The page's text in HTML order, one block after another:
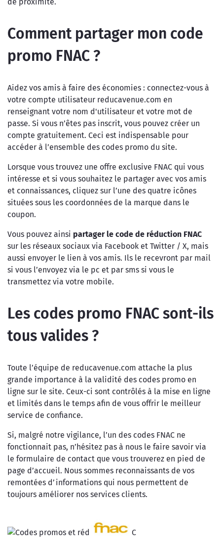
Comment partager mon code
promo FNAC ?
Aidez vos amis à faire des économies : connectez-vous à
votre compte utilisateur reducavenue.com en
renseignant votre nom d'utilisateur et votre mot de
passe. Si vous n’êtes pas inscrit, vous pouvez créer un
compte gratuitement. Ceci est indispensable pour
accéder à l’ensemble des codes promo du site.
Lorsque vous trouvez une offre exclusive FNAC qui vous
intéresse et si vous souhaitez le partager avec vos amis
et connaissances, cliquez sur l’une des quatre icônes
situées sous les coordonnées de la marque dans le
coupon.
Vous pouvez ainsi partager le code de réduction FNAC
sur les réseaux sociaux via Facebook et Twitter / X, mais
aussi envoyer le lien à vos amis. Ils le recevront par mail
si vous l’envoyez via le pc et par sms si vous le
transmettez via votre mobile.
Les codes promo FNAC sont-ils
tous valides ?
Toute l’équipe de reducavenue.com attache la plus
grande importance à la validité des codes promo en
ligne sur le site. Ceux-ci sont contrôlés à la mise en ligne
et limités dans le temps afin de vous offrir le meilleur
service de confiance.
Si, malgré notre vigilance, l’un des codes FNAC ne
fonctionnait pas, n’hésitez pas à nous le faire savoir via
le formulaire de contact que vous trouverez en pied de
page d’accueil. Nous sommes reconnaissants de vos
remontées d’informations qui nous permettent de
toujours améliorer nos services clients.